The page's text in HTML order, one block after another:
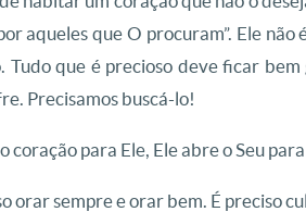
aqueles que O procuram”. Ele
que é precioso deve ficar bem
Precisamos buscá-lo!
coração para Ele, Ele abre o Seu para
orar sempre e orar bem. É preciso